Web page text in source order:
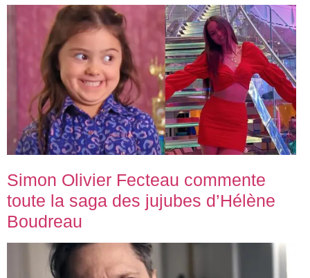
Simon Olivier Fecteau commente
toute la saga des jujubes d’Hélène
Boudreau